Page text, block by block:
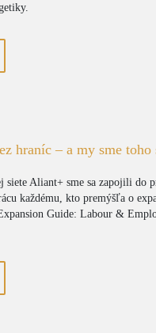
hraníc – a my sme toho
siete Aliant+ sme sa zapojili do
každému, kto premýšľa o
Guide: Labour &